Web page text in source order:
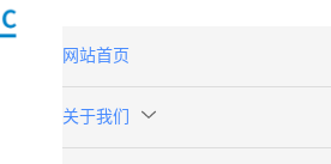
网站首页
关于我们